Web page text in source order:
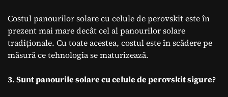
Costul panourilor solare cu celule de perovskit este în
prezent mai mare decât cel al panourilor solare
tradiționale. Cu toate acestea, costul este în scădere pe
măsură ce tehnologia se maturizează.
3. Sunt panourile solare cu celule de perovskit sigure?